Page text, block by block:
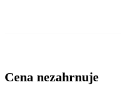
Cena nezahrnuje